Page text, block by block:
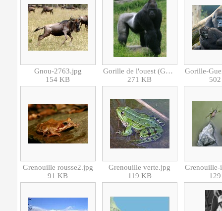
Gnou-2763.jpg
154 KB
Gorille de l'ouest (Gorilla gorilla).jpg
271 KB
Grenouille rousse2.jpg
91 KB
Grenouille verte.jpg
119 KB